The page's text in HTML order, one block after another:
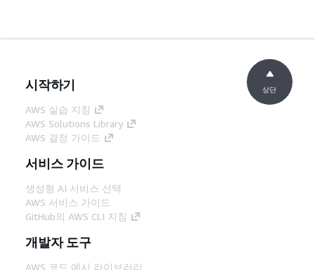
시작하기
AWS 실습 지침
AWS Solutions Library
AWS 결정 가이드
서비스 가이드
생성형 AI 서비스 선택
AWS 서비스 가이드
GitHub의 AWS CLI 지침
개발자 도구
AWS 코드 예시 라이브러리
상단